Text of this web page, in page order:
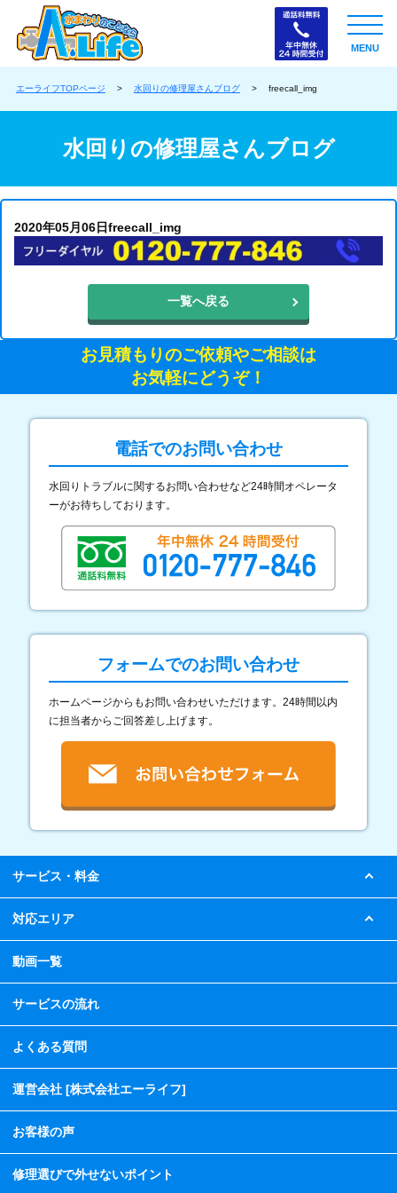
MENU
エーライフTOPページ > 水回りの修理屋さんブログ > freecall_img
水回りの修理屋さんブログ
2020年05月06日freecall_img
一覧へ戻る
お見積もりのご依頼やご相談は
お気軽にどうぞ！
電話でのお問い合わせ
水回りトラブルに関するお問い合わせなど24時間オペレータ
ーがお待ちしております。
フォームでのお問い合わせ
ホームページからもお問い合わせいただけます。24時間以内
に担当者からご回答差し上げます。
サービス・料金
対応エリア
動画一覧
サービスの流れ
よくある質問
運営会社 [株式会社エーライフ]
お客様の声
修理選びで外せないポイント